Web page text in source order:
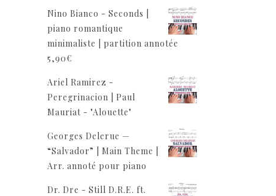
Nino Bianco - Seconds |
piano romantique
minimaliste | partition annotée
5,90€
Ariel Ramirez -
Peregrinacion | Paul
Mauriat - "Alouette"
Georges Delerue —
“Salvador” | Main Theme |
Arr. annoté pour piano
Dr. Dre - Still D.R.E. ft.